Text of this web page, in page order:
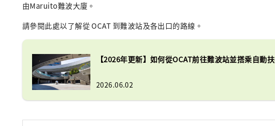
由Maruito難波大廈。
請參閱此處以了解從 OCAT 到難波站及各出口的路線。
【2026年更新】如何從OCAT前往難波站並搭乘自動
2026.06.02